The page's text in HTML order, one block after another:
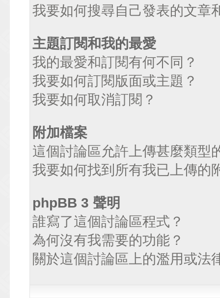
我要如何搜尋自己發表的文章
主題訂閱和我的最愛
我的最愛和訂閱有何不同？
我要如何訂閱版面或主題？
我要如何取消訂閱？
附加檔案
這個討論區允許上傳甚麼類型
我要如何找到所有我已上傳的
phpBB 3 聲明
誰寫了這個討論區程式？
為何沒有我需要的功能？
關於這個討論區上的濫用或法